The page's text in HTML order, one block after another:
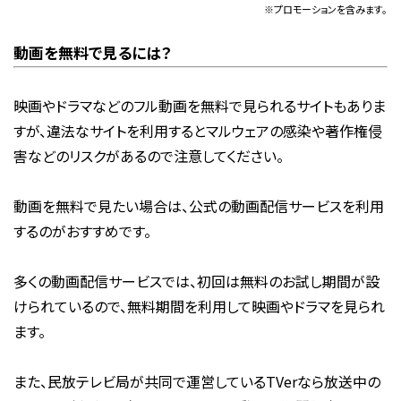
※プロモーションを含みます。
動画を無料で見るには？
映画やドラマなどのフル動画を無料で見られるサイトもありま
すが、違法なサイトを利用するとマルウェアの感染や著作権侵
害などのリスクがあるので注意してください。
動画を無料で見たい場合は、公式の動画配信サービスを利用
するのがおすすめです。
多くの動画配信サービスでは、初回は無料のお試し期間が設
けられているので、無料期間を利用して映画やドラマを見られ
ます。
また、民放テレビ局が共同で運営しているTVerなら放送中の